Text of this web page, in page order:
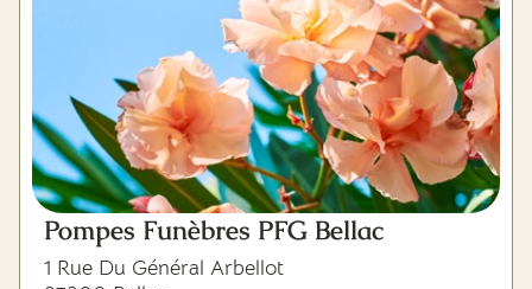
Pompes Funèbres PFG Bellac
1 Rue Du Général Arbellot